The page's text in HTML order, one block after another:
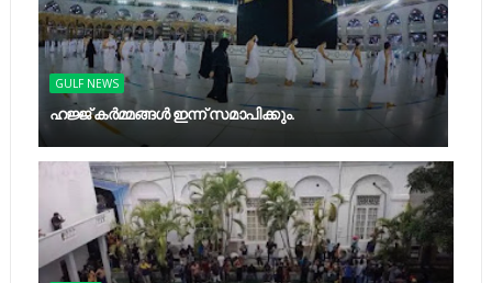
GULF NEWS
ഹജ്ജ് കര്‍മ്മങ്ങള്‍ ഇന്ന് സമാപിക്കും.